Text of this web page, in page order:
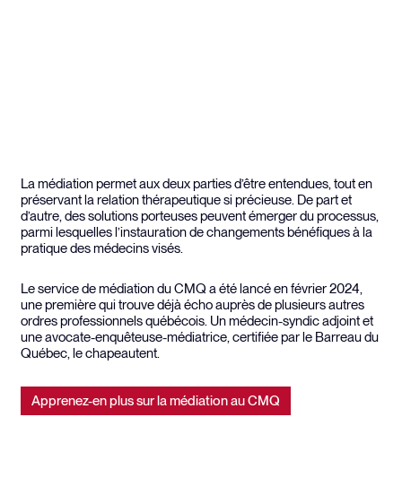
La médiation permet aux deux parties d’être entendues, tout en
préservant la relation thérapeutique si précieuse. De part et
d’autre, des solutions porteuses peuvent émerger du processus,
parmi lesquelles l’instauration de changements bénéfiques à la
pratique des médecins visés.
Le service de médiation du CMQ a été lancé en février 2024,
une première qui trouve déjà écho auprès de plusieurs autres
ordres professionnels québécois. Un médecin-syndic adjoint et
une avocate-enquêteuse-médiatrice, certifiée par le Barreau du
Québec, le chapeautent.
Apprenez-en plus sur la médiation au CMQ